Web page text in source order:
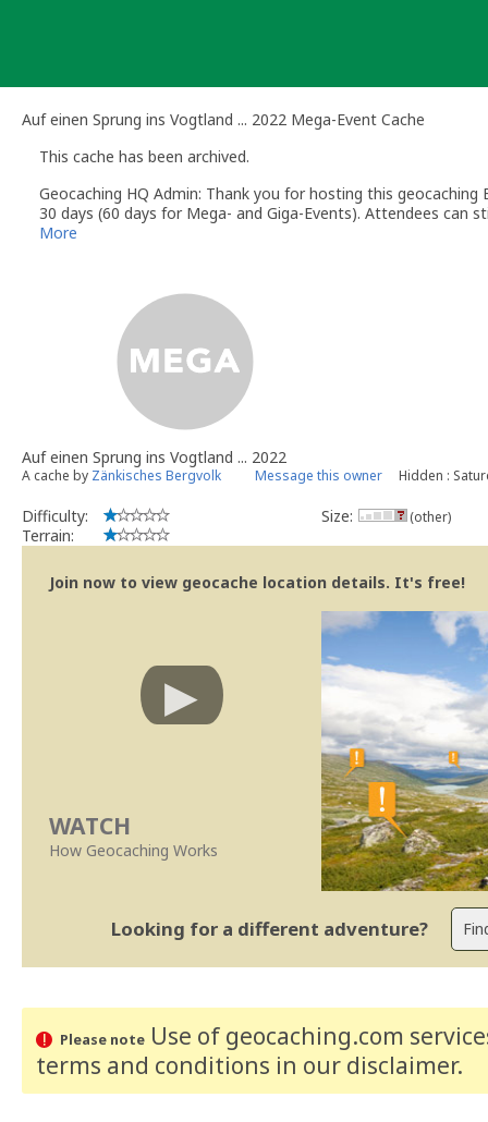
Auf einen Sprung ins Vogtland ... 2022 Mega-Event Cache
This cache has been archived.
Geocaching HQ Admin: Thank you for hosting this
30 days (60 days for Mega- and Giga-Events). Attendees can
More
Auf einen Sprung ins Vogtland ... 2022
A cache by Zänkisches Bergvolk Message this owner Hidden :
Difficulty:
Terrain:
Size: (other)
Join now to view geocache location details. It's free!
WATCH
How Geocaching Works
Looking for a different adventure?
Please noteUse of geocaching.com
terms and conditions in our disclaimer.